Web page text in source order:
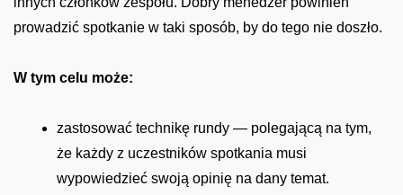
prowadzić spotkanie w taki sposób, by do tego nie doszło.
W tym celu może:
zastosować technikę rundy — polegającą na tym,
że każdy z uczestników spotkania musi
wypowiedzieć swoją opinię na dany temat.